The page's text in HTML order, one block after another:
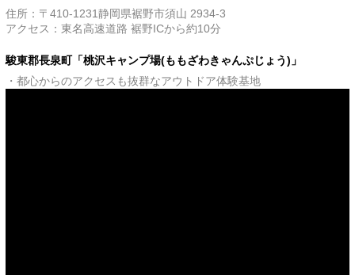
住所：〒410-1231静岡県裾野市須山 2934-3
アクセス：東名高速道路 裾野ICから約10分
駿東郡長泉町「桃沢キャンプ場(ももざわきゃんぷじょう)」
・都心からのアクセスも抜群なアウトドア体験基地